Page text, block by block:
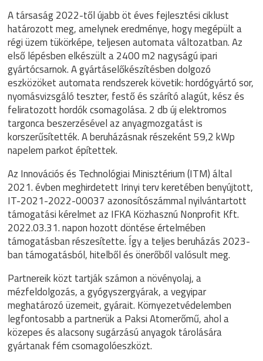
A társaság 2022-től újabb öt éves fejlesztési ciklust
határozott meg, amelynek eredménye, hogy megépült a
régi üzem tükörképe, teljesen automata változatban. Az
első lépésben elkészült a 2400 m2 nagyságú ipari
gyártócsarnok. A gyártáselőkészítésben dolgozó
eszközöket automata rendszerek követik: hordógyártó sor,
nyomásvizsgáló teszter, festő és szárító alagút, kész és
feliratozott hordók csomagolása. 2 db új elektromos
targonca beszerzésével az anyagmozgatást is
korszerűsítették. A beruházásnak részeként 59,2 kWp
napelem parkot építettek.
Az Innovációs és Technológiai Minisztérium (ITM) által
2021. évben meghirdetett Irinyi terv keretében benyújtott,
IT-2021-2022-00037 azonosítószámmal nyilvántartott
támogatási kérelmet az IFKA Közhasznú Nonprofit Kft.
2022.03.31. napon hozott döntése értelmében
támogatásban részesítette. Így a teljes beruházás 2023-
ban támogatásból, hitelből és önerőből valósult meg.
Partnereik közt tartják számon a növényolaj, a
mézfeldolgozás, a gyógyszergyárak, a vegyipar
meghatározó üzemeit, gyárait. Környezetvédelemben
legfontosabb a partnerük a Paksi Atomerőmű, ahol a
közepes és alacsony sugárzású anyagok tárolására
gyártanak fém csomagolóeszközt.